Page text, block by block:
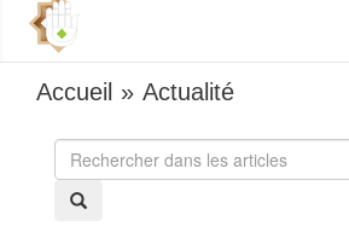
Accueil »Actualité